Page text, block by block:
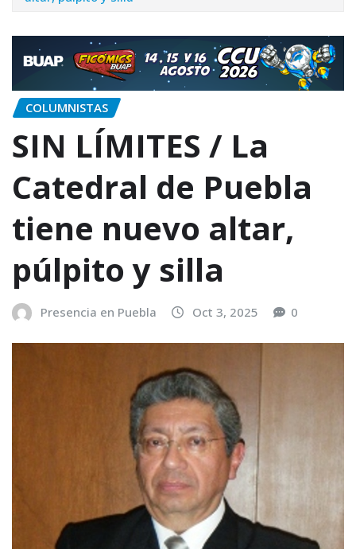
COLUMNISTAS
SIN LÍMITES / La
Catedral de Puebla
tiene nuevo altar,
púlpito y silla
Presencia en Puebla Oct 3, 2025 0